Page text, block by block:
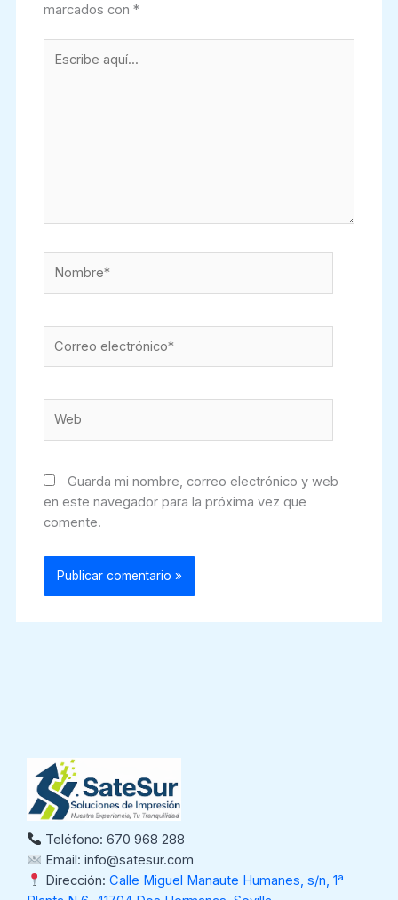
marcados con*
aquí...
electrónico*
Guarda mi nombre, correo electrónico y web
en este navegador para la próxima vez que
comente.
Teléfono: 670 968 288
Email: info@satesur.com
Dirección: Calle Miguel Manaute Humanes, s/n, 1ª